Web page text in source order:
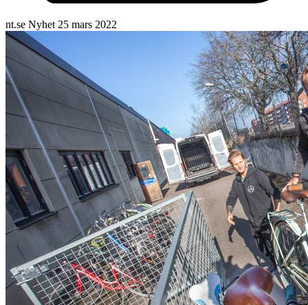
nt.se Nyhet 25 mars 2022